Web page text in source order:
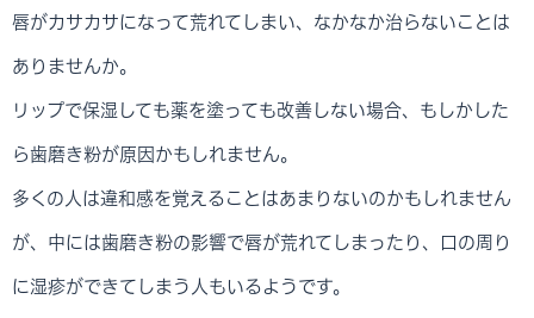
唇がカサカサになって荒れてしまい、なかなか治らないことは
ありませんか。
リップで保湿しても薬を塗っても改善しない場合、もしかした
ら歯磨き粉が原因かもしれません。
多くの人は違和感を覚えることはあまりないのかもしれません
が、中には歯磨き粉の影響で唇が荒れてしまったり、口の周り
に湿疹ができてしまう人もいるようです。